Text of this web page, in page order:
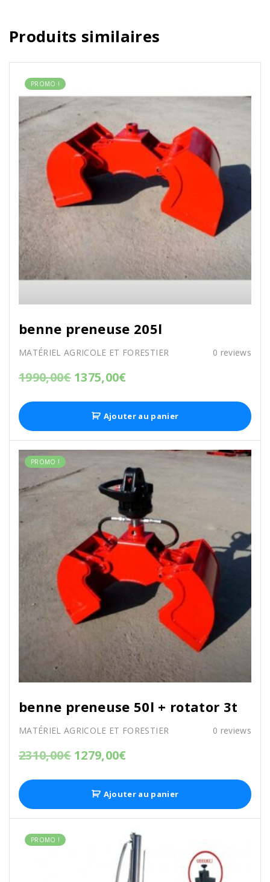
Produits similaires
PROMO !
benne preneuse 205l
MATÉRIEL AGRICOLE ET FORESTIER 0 reviews
1990,00€ 1375,00€
Ajouter au panier
PROMO !
benne preneuse 50l + rotator 3t
MATÉRIEL AGRICOLE ET FORESTIER 0 reviews
2310,00€ 1279,00€
Ajouter au panier
PROMO !